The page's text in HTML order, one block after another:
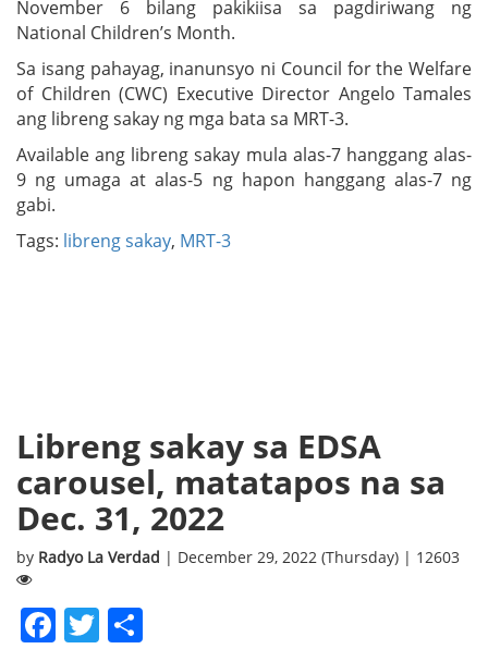
November 6 bilang pakikiisa sa pagdiriwang ng
National Children’s Month.
Sa isang pahayag, inanunsyo ni Council for the Welfare
of Children (CWC) Executive Director Angelo Tamales
ang libreng sakay ng mga bata sa MRT-3.
Available ang libreng sakay mula alas-7 hanggang alas-
9 ng umaga at alas-5 ng hapon hanggang alas-7 ng
gabi.
Tags: libreng sakay, MRT-3
Libreng sakay sa EDSA
carousel, matatapos na sa
Dec. 31, 2022
by Radyo La Verdad | December 29, 2022 (Thursday) | 12603
Facebook
Twitter